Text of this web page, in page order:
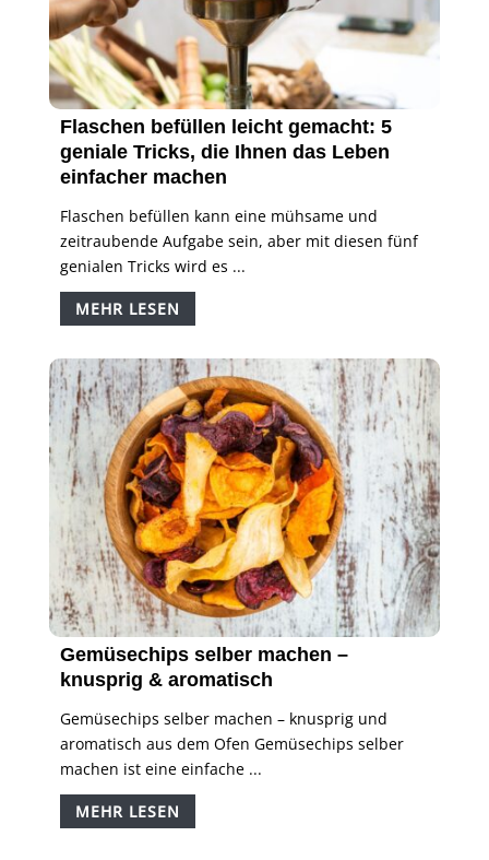
Flaschen befüllen leicht gemacht: 5
geniale Tricks, die Ihnen das Leben
einfacher machen
Flaschen befüllen kann eine mühsame und
zeitraubende Aufgabe sein, aber mit diesen fünf
genialen Tricks wird es ...
MEHR LESEN
Gemüsechips selber machen –
knusprig & aromatisch
Gemüsechips selber machen – knusprig und
aromatisch aus dem Ofen Gemüsechips selber
machen ist eine einfache ...
MEHR LESEN